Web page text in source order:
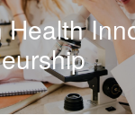
Health